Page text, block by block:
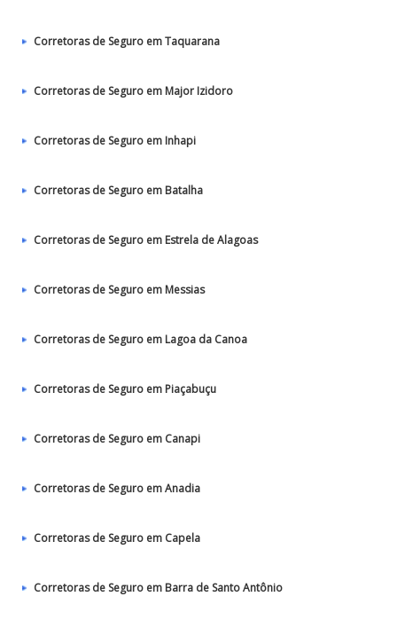
Corretoras de Seguro em Taquarana
Corretoras de Seguro em Major Izidoro
Corretoras de Seguro em Inhapi
Corretoras de Seguro em Batalha
Corretoras de Seguro em Estrela de Alagoas
Corretoras de Seguro em Messias
Corretoras de Seguro em Lagoa da Canoa
Corretoras de Seguro em Piaçabuçu
Corretoras de Seguro em Canapi
Corretoras de Seguro em Anadia
Corretoras de Seguro em Capela
Corretoras de Seguro em Barra de Santo Antônio